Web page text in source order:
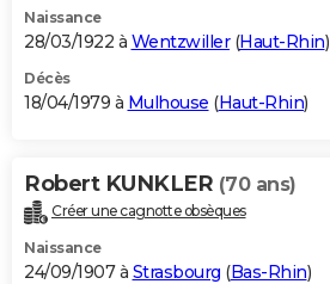
Naissance
28/03/1922 à Wentzwiller(Haut-Rhin)
Décès
18/04/1979 à Mulhouse (Haut-Rhin)
Robert KUNKLER (70 ans)
Créer une cagnotte obsèques
Naissance
24/09/1907 à Strasbourg (Bas-Rhin)